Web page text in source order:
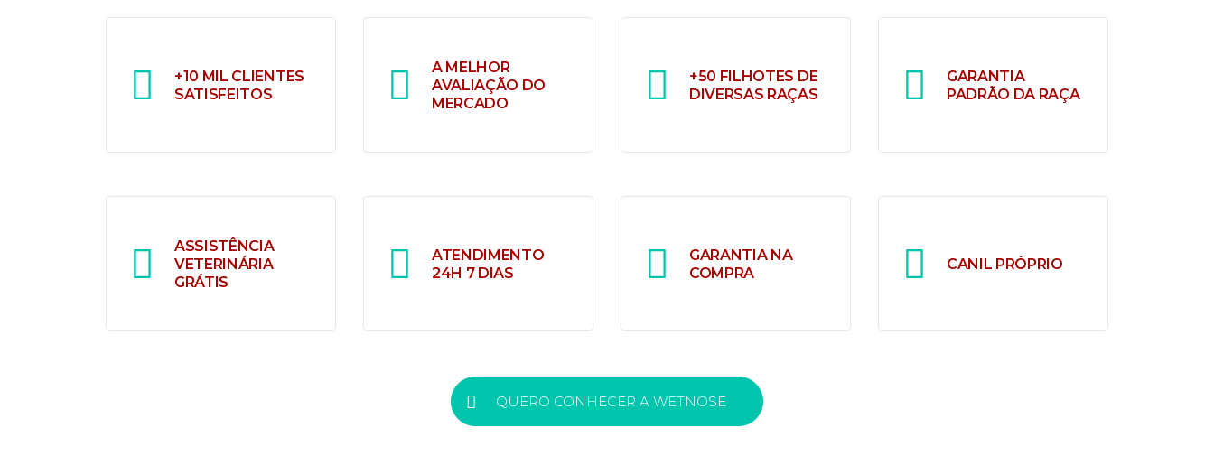
+10 MIL CLIENTES
SATISFEITOS
cachorro de Curitiba.
encontraram aqui o novo
membro da família.
A MELHOR
AVALIAÇÃO DO
MERCADO
filhote de cachorro em
Curitiba.
+50 FILHOTES DE
DIVERSAS RAÇAS
muito carinho, para
filhotes de Curitiba.
GARANTIA
PADRÃO DA RAÇA
cada filhote que
cachorro em Curitiba.
ASSISTÊNCIA
VETERINÁRIA
GRÁTIS
ATENDIMENTO
24H 7 DIAS
suas necessidades a
qualquer hora do dia ou da
noite. Seu filhote de raça
GARANTIA NA
COMPRA
mais segurança na escolha
do seu novo companheiro.
Satisfação 100% na compra
CANIL PRÓPRIO
QUERO CONHECER A WETNOSE